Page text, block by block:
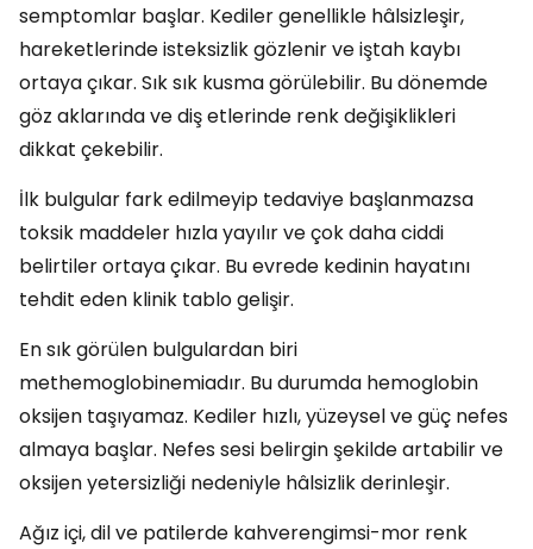
semptomlar başlar. Kediler genellikle hâlsizleşir,
hareketlerinde isteksizlik gözlenir ve iştah kaybı
ortaya çıkar. Sık sık kusma görülebilir. Bu dönemde
göz aklarında ve diş etlerinde renk değişiklikleri
dikkat çekebilir.
İlk bulgular fark edilmeyip tedaviye başlanmazsa
toksik maddeler hızla yayılır ve çok daha ciddi
belirtiler ortaya çıkar. Bu evrede kedinin hayatını
tehdit eden klinik tablo gelişir.
En sık görülen bulgulardan biri
methemoglobinemiadır. Bu durumda hemoglobin
oksijen taşıyamaz. Kediler hızlı, yüzeysel ve güç nefes
almaya başlar. Nefes sesi belirgin şekilde artabilir ve
oksijen yetersizliği nedeniyle hâlsizlik derinleşir.
Ağız içi, dil ve patilerde kahverengimsi-mor renk